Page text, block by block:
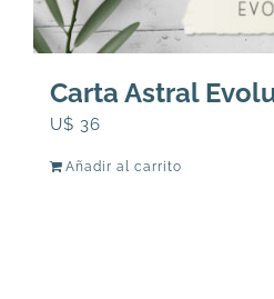
Carta Astral
U$ 36
Añadir al carrito